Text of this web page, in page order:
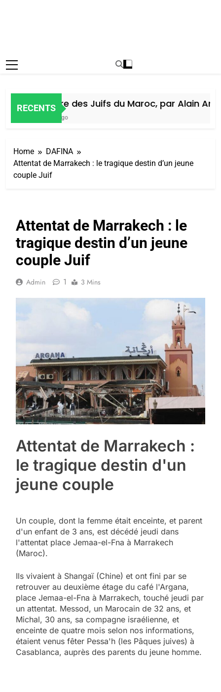
RECENTS
Histoire des Juifs du Maroc, par Alain Amiel
Home
DAFINA
Attentat de Marrakech : le tragique destin d’un jeune
couple Juif
Attentat de Marrakech : le
tragique destin d’un jeune
couple Juif
Admin 1 3 Mins
Attentat de Marrakech :
le tragique destin d'un
jeune couple
Un couple, dont la femme était enceinte, et parent
d'un enfant de 3 ans, est décédé jeudi dans
l'attentat place Jemaa-el-Fna à Marrakech
(Maroc).
Ils vivaient à Shangaï (Chine) et ont fini par se
retrouver au deuxième étage du café l'Argana,
place Jemaa-el-Fna à Marrakech, touché jeudi par
un attentat. Messod, un Marocain de 32 ans, et
Michal, 30 ans, sa compagne israélienne, et
enceinte de quatre mois selon nos informations,
étaient venus fêter Pessa'h (les Pâques juives) à
Casablanca, auprès des parents du jeune homme.